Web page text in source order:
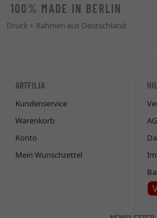
100% MADE IN BERLIN
Druck + Rahmen aus Deutschland
ARTFILIA
Kundenservice
Warenkorb
Konto
Mein Wunschzettel